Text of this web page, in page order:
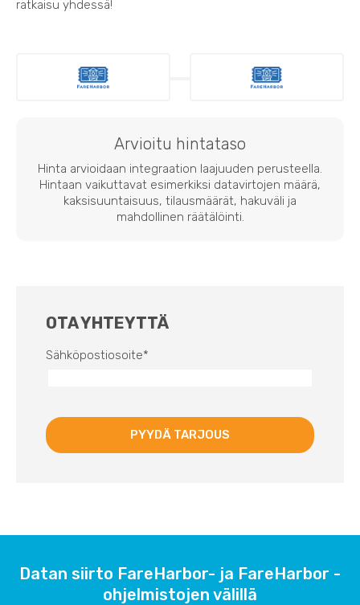
ratkaisu yhdessä!
Arvioitu hintataso
Hinta arvioidaan integraation laajuuden perusteella.
Hintaan vaikuttavat esimerkiksi datavirtojen määrä,
kaksisuuntaisuus, tilausmäärät, hakuväli ja
mahdollinen räätälöinti.
OTA YHTEYTTÄ
Sähköpostiosoite*
Datan siirto FareHarbor- ja FareHarbor -
ohjelmistojen välillä